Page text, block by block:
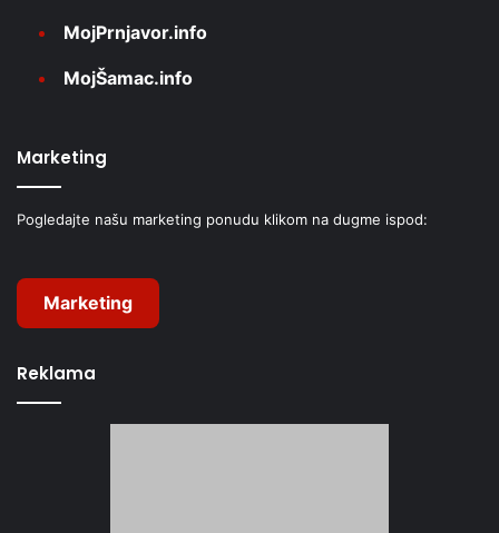
MojPrnjavor.info
MojŠamac.info
Marketing
Pogledajte našu marketing ponudu klikom na dugme ispod:
Marketing
Reklama